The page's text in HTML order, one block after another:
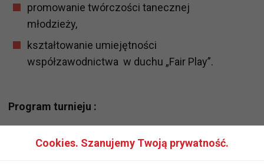
promowanie twórczości tanecznej
młodzieży,
kształtowanie umiejętności
współzawodnictwa w duchu „Fair Play”.
Program turnieju :
8:00-9:00 Rejestracja zespołów
Cookies. Szanujemy Twoją prywatność.